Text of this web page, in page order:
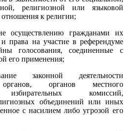
религиозной или языковой
к религии;
осуществлению гражданами их
права на участие в референдуме
голосования, соединенные с
его применения;
законной деятельности
органов, органов местного
избирательных комиссий,
объединений или иных
с насилием либо угрозой его